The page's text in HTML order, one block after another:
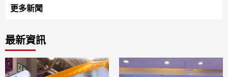
更多新聞
最新資訊